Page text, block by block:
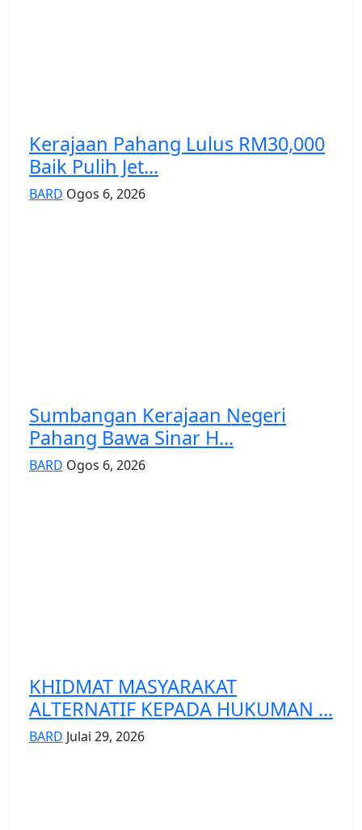
Kerajaan Pahang Lulus RM30,000
Baik Pulih Jet...
BARD Ogos 6, 2026
Sumbangan Kerajaan Negeri
Pahang Bawa Sinar H...
BARD Ogos 6, 2026
KHIDMAT MASYARAKAT
ALTERNATIF KEPADA HUKUMAN ...
BARD Julai 29, 2026